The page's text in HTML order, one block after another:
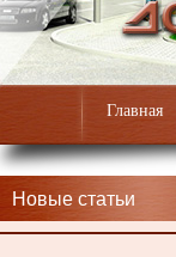
Главная
Новые статьи